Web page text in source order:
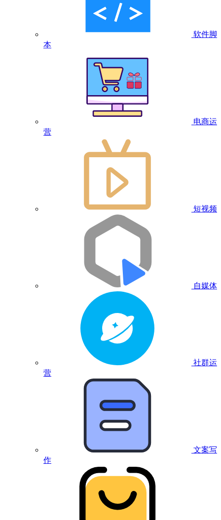
软件脚
本
电商运
营
短视频
自媒体
社群运
营
文案写
作